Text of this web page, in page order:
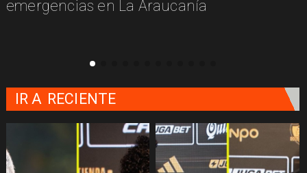
emergencias en La Araucanía
IR A RECIENTE